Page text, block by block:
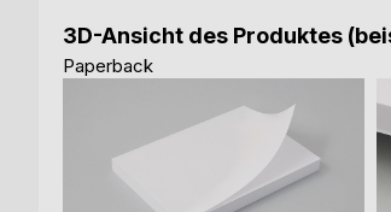
3D-Ansicht des Produktes
Paperback